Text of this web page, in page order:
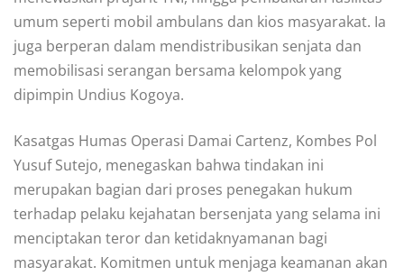
umum seperti mobil ambulans dan kios masyarakat. Ia
juga berperan dalam mendistribusikan senjata dan
memobilisasi serangan bersama kelompok yang
dipimpin Undius Kogoya.
Kasatgas Humas Operasi Damai Cartenz, Kombes Pol
Yusuf Sutejo, menegaskan bahwa tindakan ini
merupakan bagian dari proses penegakan hukum
terhadap pelaku kejahatan bersenjata yang selama ini
menciptakan teror dan ketidaknyamanan bagi
masyarakat. Komitmen untuk menjaga keamanan akan